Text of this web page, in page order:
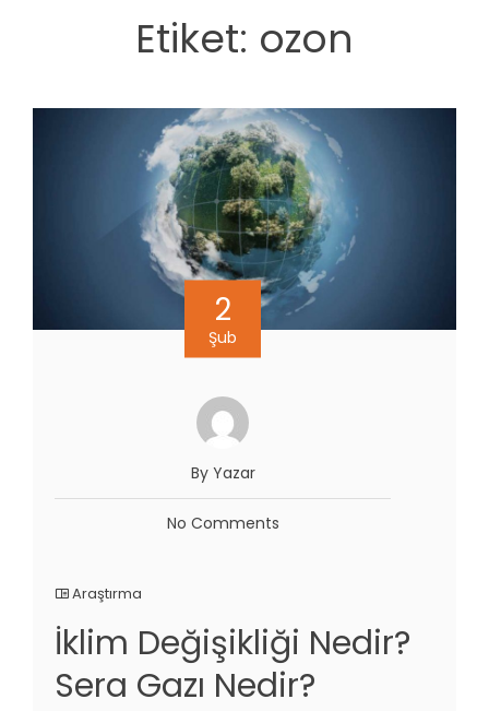
Etiket: ozon
2
Şub
By Yazar
No Comments
Araştırma
İklim Değişikliği Nedir?
Sera Gazı Nedir?